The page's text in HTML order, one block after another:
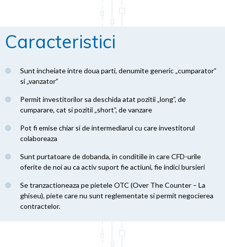
Caracteristici
Sunt incheiate intre doua parti, denumite generic „cumparator”
si „vanzator”
Permit investitorilor sa deschida atat pozitii „long”, de
cumparare, cat si pozitii „short”, de vanzare
Pot fi emise chiar si de intermediarul cu care investitorul
colaboreaza
Sunt purtatoare de dobanda, in conditiile in care CFD-urile
oferite de noi au ca activ suport fie actiuni, fie indici bursieri
Se tranzactioneaza pe pietele OTC (Over The Counter – La
ghiseu), piete care nu sunt reglementate si permit negocierea
contractelor.